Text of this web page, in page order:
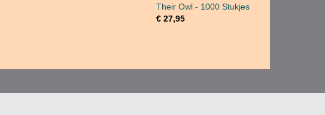
Their Owl - 1000 Stukjes
€ 27,95